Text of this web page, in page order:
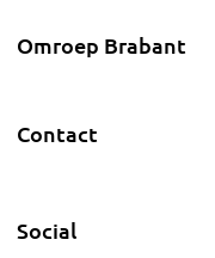
Omroep Brabant
Contact
Social